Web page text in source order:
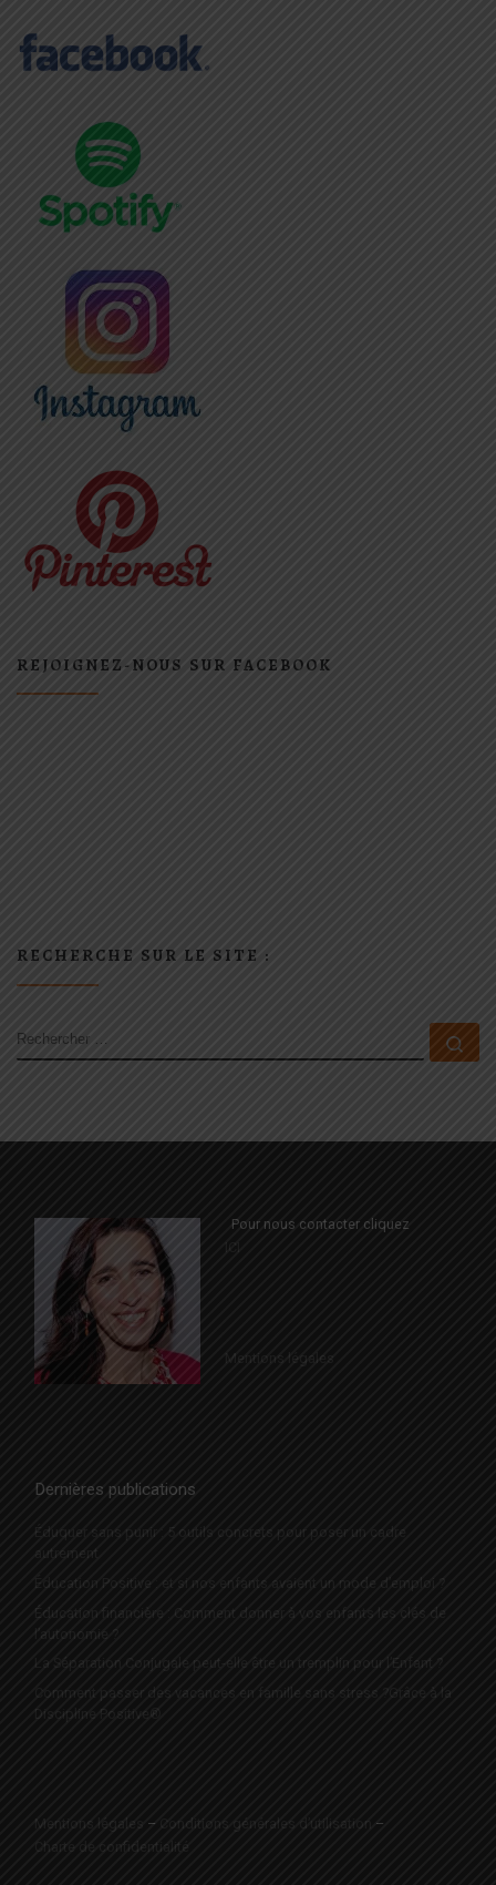
REJOIGNEZ-NOUS SUR FACEBOOK
RECHERCHE SUR LE SITE :
RECHERCHER
Pour nous contacter cliquez
ICI
Mentions légales
Dernières publications
Éduquer sans punir : 5 outils concrets pour poser un cadre
autrement
Éducation Positive : et si nos enfants avaient un mode d’emploi ?
Éducation financière : Comment donner à vos enfants les clés de
l’autonomie ?
La Séparation Conjugale peut-elle être un tremplin pour l’Enfant ?
Comment passer des vacances en famille sans stress ?Grâce à la
Discipline Positive®
Mentions légales – Conditions générales d’utilisation –
Charte de confidentialité